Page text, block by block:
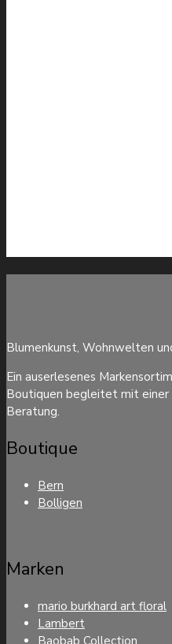
Blumenkunst, Wohnwelten
Ein auserlesenes
Boutiquen begleitet mit einer
Beratung.
Boutique
Bern
Bolligen
Marken
mario burkhard art floral
Lambert